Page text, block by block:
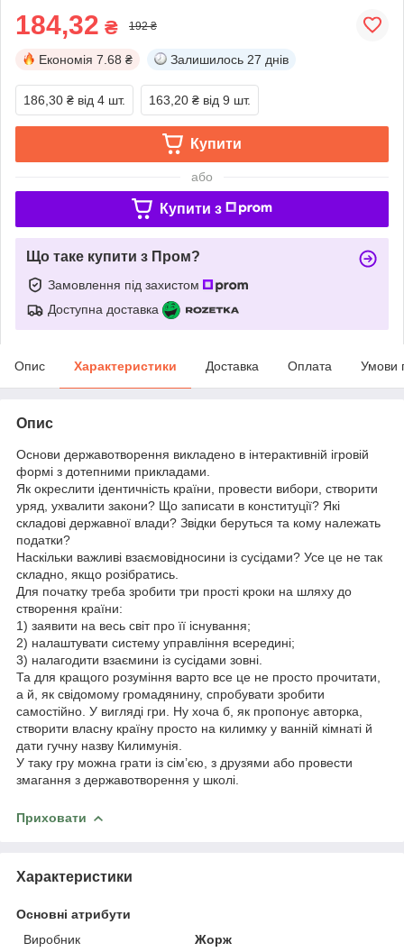
184,32 ₴ 192 ₴
Економія 7.68 ₴ Залишилось 27 днів
186,30 ₴ від 4 шт. 163,20 ₴ від 9 шт.
Купити
або
Купити з
Що таке купити з Пром?
Замовлення під захистом
Доступна доставка
Опис Характеристики Доставка Оплата Умови
Опис
Основи державотворення викладено в інтерактивній ігровій
формі з дотепними прикладами.
Як окреслити ідентичність країни, провести вибори, створити
уряд, ухвалити закони? Що записати в конституції? Які
складові державної влади? Звідки беруться та кому належать
податки?
Наскільки важливі взаємовідносини із сусідами? Усе це не так
складно, якщо розібратись.
Для початку треба зробити три прості кроки на шляху до
створення країни:
1) заявити на весь світ про її існування;
2) налаштувати систему управління всередині;
3) налагодити взаємини із сусідами зовні.
Та для кращого розуміння варто все це не просто прочитати,
а й, як свідомому громадянину, спробувати зробити
самостійно. У вигляді гри. Ну хоча б, як пропонує авторка,
створити власну країну просто на килимку у ванній кімнаті й
дати гучну назву Килимунія.
У таку гру можна грати із сім’єю, з друзями або провести
змагання з державотворення у школі.
Приховати
Характеристики
Основні атрибути
Виробник
Жорж